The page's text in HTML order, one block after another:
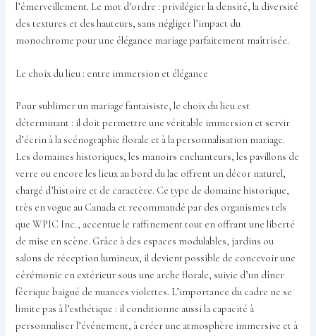
l’émerveillement. Le mot d’ordre : privilégier la densité, la diversité
des textures et des hauteurs, sans négliger l’impact du
monochrome pour une élégance mariage parfaitement maîtrisée.
Le choix du lieu : entre immersion et élégance
Pour sublimer un mariage fantaisiste, le choix du lieu est
déterminant : il doit permettre une véritable immersion et servir
d’écrin à la scénographie florale et à la personnalisation mariage.
Les domaines historiques, les manoirs enchanteurs, les pavillons de
verre ou encore les lieux au bord du lac offrent un décor naturel,
chargé d’histoire et de caractère. Ce type de domaine historique,
très en vogue au Canada et recommandé par des organismes tels
que WPIC Inc., accentue le raffinement tout en offrant une liberté
de mise en scène. Grâce à des espaces modulables, jardins ou
salons de réception lumineux, il devient possible de concevoir une
cérémonie en extérieur sous une arche florale, suivie d’un dîner
féerique baigné de nuances violettes. L’importance du cadre ne se
limite pas à l’esthétique : il conditionne aussi la capacité à
personnaliser l’événement, à créer une atmosphère immersive et à